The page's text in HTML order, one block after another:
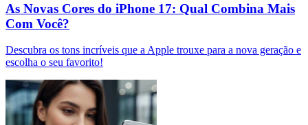
As Novas Cores do iPhone 17: Qual Combina Mais
Com Você?
Descubra os tons incríveis que a Apple trouxe para a nova geração e
escolha o seu favorito!